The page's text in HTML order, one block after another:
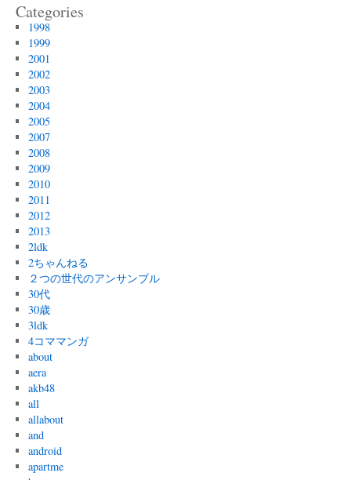
Categories
1998
1999
2001
2002
2003
2004
2005
2007
2008
2009
2010
2011
2012
2013
2ldk
2ちゃんねる
２つの世代のアンサンブル
30代
30歳
3ldk
4コママンガ
about
aera
akb48
all
allabout
and
android
apartme